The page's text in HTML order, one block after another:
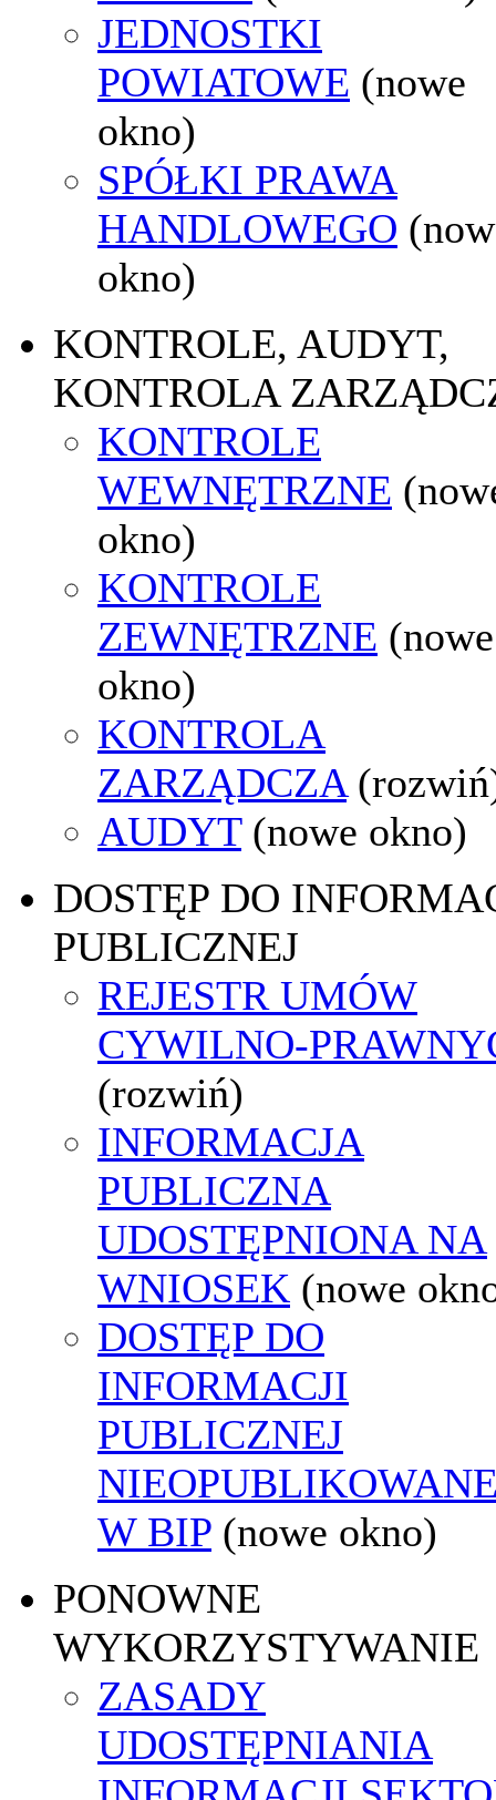
JEDNOSTKI
POWIATOWE (nowe
okno)
SPÓŁKI PRAWA
HANDLOWEGO
okno)
KONTROLE, AUDYT,
KONTROLA
KONTROLE
WEWNĘTRZNE
okno)
KONTROLE
ZEWNĘTRZNE (nowe
okno)
KONTROLA
ZARZĄDCZA
AUDYT (nowe okno)
DOSTĘP DO
PUBLICZNEJ
REJESTR UMÓW
CYWILNO-
(rozwiń)
INFORMACJA
PUBLICZNA
UDOSTĘPNIONA NA
WNIOSEK (nowe
DOSTĘP DO
INFORMACJI
PUBLICZNEJ
W BIP (nowe okno)
PONOWNE
WYKORZYSTYWANIE
ZASADY
UDOSTĘPNIANIA